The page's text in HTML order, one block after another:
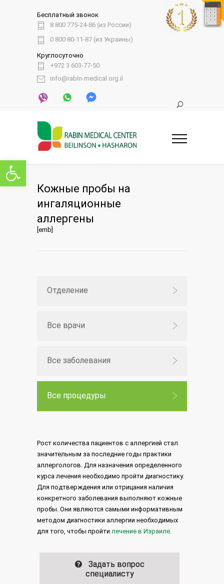
Открыть панель инструментов
Бесплатный звонок
8 800 775-24-86 (из России)
0 800 80-11-87 (из Украины)
Круглосуточно
+972 3 603-77-50
info@rabin-medical.org.il
Кожные пробы на
ингаляционные
аллергены
[emb]
Отделение
Все врачи
Все заболевания
Все процедуры
Рост количества пациентов с аллергией стал
значительным за последние годы практики
аллергологов. Для назначения определенного
курса лечения необходимо пройти диагностику.
Для подтверждения или отрицания наличия
конкретного заболевания выполняют кожные
пробы. Они являются самыми информативным
методом диагностики аллергии необходимых
для того, чтобы пройти лечение в Израиле.
Задать вопрос
специалисту